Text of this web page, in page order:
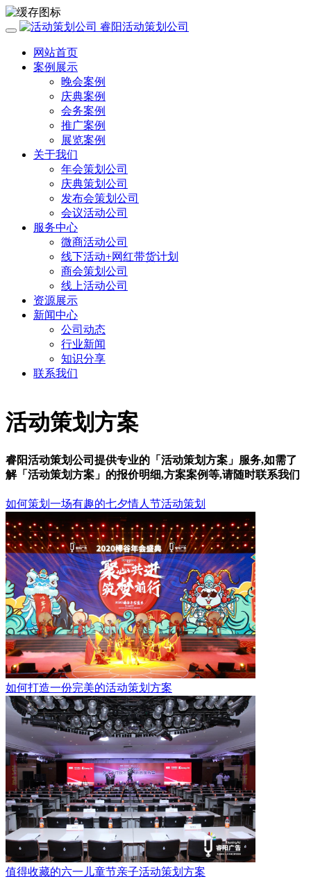
睿阳活动策划公司
网站首页
案例展示
晚会案例
庆典案例
会务案例
推广案例
展览案例
关于我们
年会策划公司
庆典策划公司
发布会策划公司
会议活动公司
服务中心
微商活动公司
线下活动+网红带货计划
商会策划公司
线上活动公司
资源展示
新闻中心
公司动态
行业新闻
知识分享
联系我们
活动策划方案
睿阳活动策划公司提供专业的「活动策划方案」服务,如需了
解「活动策划方案」的报价明细,方案案例等,请随时联系我们
如何策划一场有趣的七夕情人节活动策划
如何打造一份完美的活动策划方案
值得收藏的六一儿童节亲子活动策划方案